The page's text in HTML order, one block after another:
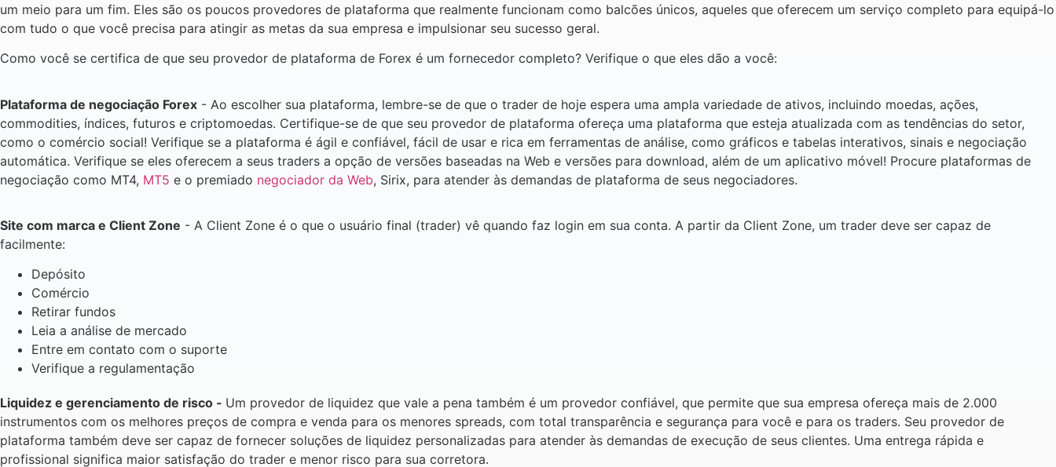
um meio para um fim. Eles são os poucos provedores de plataforma que realmente funcionam como balcões únicos, aqueles que oferecem um serviço completo para equipá-lo
com tudo o que você precisa para atingir as metas da sua empresa e impulsionar seu sucesso geral.
Como você se certifica de que seu provedor de plataforma de Forex é um fornecedor completo? Verifique o que eles dão a você:
Plataforma de negociação Forex - Ao escolher sua plataforma, lembre-se de que o trader de hoje espera uma ampla variedade de ativos, incluindo moedas, ações,
commodities, índices, futuros e criptomoedas. Certifique-se de que seu provedor de plataforma ofereça uma plataforma que esteja atualizada com as tendências do setor,
como o comércio social! Verifique se a plataforma é ágil e confiável, fácil de usar e rica em ferramentas de análise, como gráficos e tabelas interativos, sinais e negociação
automática. Verifique se eles oferecem a seus traders a opção de versões baseadas na Web e versões para download, além de um aplicativo móvel! Procure plataformas de
negociação como MT4, MT5 e o premiado negociador da Web, Sirix, para atender às demandas de plataforma de seus negociadores.
Site com marca e Client Zone - A Client Zone é o que o usuário final (trader) vê quando faz login em sua conta. A partir da Client Zone, um trader deve ser capaz de
facilmente:
Depósito
Comércio
Retirar fundos
Leia a análise de mercado
Entre em contato com o suporte
Verifique a regulamentação
Liquidez e gerenciamento de risco - Um provedor de liquidez que vale a pena também é um provedor confiável, que permite que sua empresa ofereça mais de 2.000
instrumentos com os melhores preços de compra e venda para os menores spreads, com total transparência e segurança para você e para os traders. Seu provedor de
plataforma também deve ser capaz de fornecer soluções de liquidez personalizadas para atender às demandas de execução de seus clientes. Uma entrega rápida e
profissional significa maior satisfação do trader e menor risco para sua corretora.